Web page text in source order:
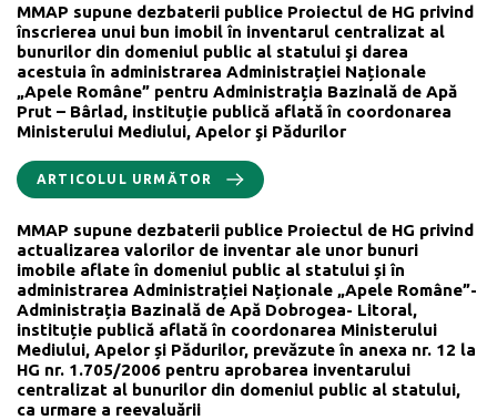
MMAP supune dezbaterii publice Proiectul de HG privind
înscrierea unui bun imobil în inventarul centralizat al
bunurilor din domeniul public al statului şi darea
acestuia în administrarea Administrației Naționale
„Apele Române” pentru Administrația Bazinală de Apă
Prut – Bârlad, instituție publică aflată în coordonarea
Ministerului Mediului, Apelor şi Pădurilor
ARTICOLUL URMĂTOR
MMAP supune dezbaterii publice Proiectul de HG privind
actualizarea valorilor de inventar ale unor bunuri
imobile aflate în domeniul public al statului și în
administrarea Administrației Naționale „Apele Române”-
Administrația Bazinală de Apă Dobrogea- Litoral,
instituție publică aflată în coordonarea Ministerului
Mediului, Apelor și Pădurilor, prevăzute în anexa nr. 12 la
HG nr. 1.705/2006 pentru aprobarea inventarului
centralizat al bunurilor din domeniul public al statului,
ca urmare a reevaluării